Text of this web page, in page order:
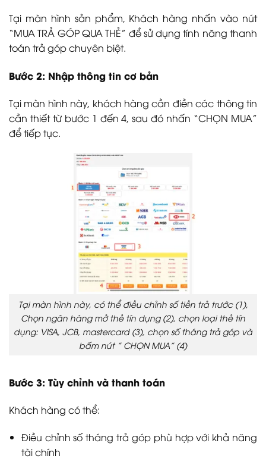
Tại màn hình sản phẩm, Khách hàng nhấn vào nút
“MUA TRẢ GÓP QUA THẺ” để sử dụng tính năng thanh
toán trả góp chuyên biệt.
Bước 2: Nhập thông tin cơ bản
Tại màn hình này, khách hàng cần điền các thông tin
cần thiết từ bước 1 đến 4, sau đó nhấn “CHỌN MUA”
để tiếp tục.
Tại màn hình này, có thể điều chỉnh số tiền trả trước (1),
Chọn ngân hàng mở thẻ tín dụng (2), chọn loại thẻ tín
dụng: VISA, JCB, mastercard (3), chọn số tháng trả góp và
bấm nút ” CHỌN MUA” (4)
Bước 3: Tùy chỉnh và thanh toán
Khách hàng có thể:
Điều chỉnh số tháng trả góp phù hợp với khả năng
tài chính